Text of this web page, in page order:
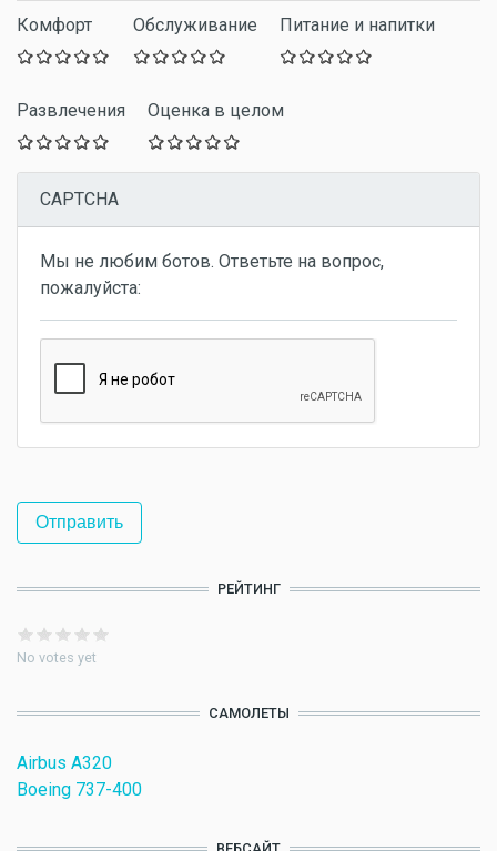
Комфорт Обслуживание Питание и напитки
Развлечения Оценка в целом
CAPTCHA
Мы не любим ботов. Ответьте на вопрос,
пожалуйста:
РЕЙТИНГ
No votes yet
САМОЛЕТЫ
Airbus A320
Boeing 737-400